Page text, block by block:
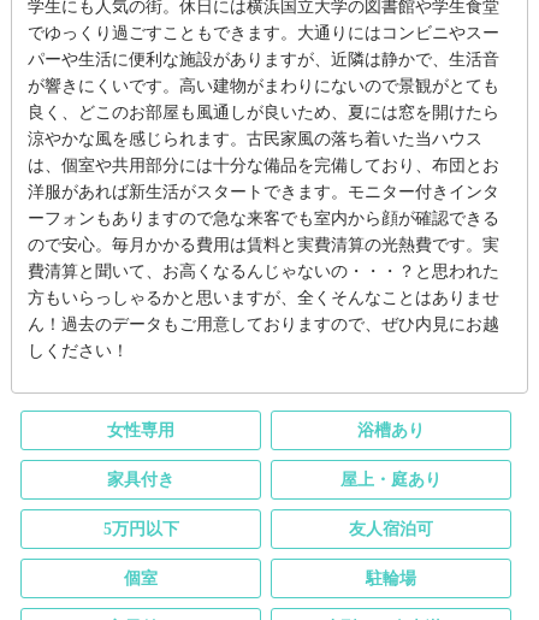
学生にも人気の街。休日には横浜国立大学の図書館や学生食堂
でゆっくり過ごすこともできます。大通りにはコンビニやスー
パーや生活に便利な施設がありますが、近隣は静かで、生活音
が響きにくいです。高い建物がまわりにないので景観がとても
良く、どこのお部屋も風通しが良いため、夏には窓を開けたら
涼やかな風を感じられます。古民家風の落ち着いた当ハウス
は、個室や共用部分には十分な備品を完備しており、布団とお
洋服があれば新生活がスタートできます。モニター付きインタ
ーフォンもありますので急な来客でも室内から顔が確認できる
ので安心。毎月かかる費用は賃料と実費清算の光熱費です。実
費清算と聞いて、お高くなるんじゃないの・・・？と思われた
方もいらっしゃるかと思いますが、全くそんなことはありませ
ん！過去のデータもご用意しておりますので、ぜひ内見にお越
しください！
女性専用 浴槽あり
家具付き 屋上・庭あり
5万円以下 友人宿泊可
個室 駐輪場